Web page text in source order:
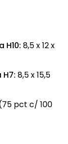
8,5 x 12 x
8,5 x 15,5
pct c/ 100